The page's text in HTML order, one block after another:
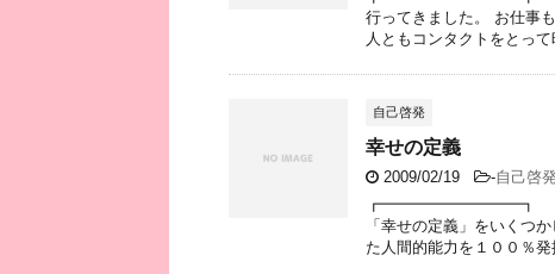
行ってきました。 お仕事
人ともコンタクトをとっ
自己啓発
幸せの定義
2009/02/19 -自己啓発
┏━━━━━━━━━┓ あ
「幸せの定義」をいくつ
た人間的能力を１００％